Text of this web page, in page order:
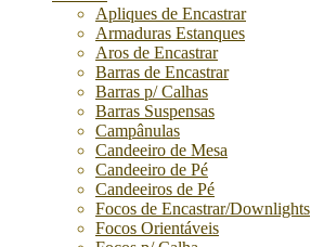
Apliques de Encastrar
Armaduras Estanques
Aros de Encastrar
Barras de Encastrar
Barras p/ Calhas
Barras Suspensas
Campânulas
Candeeiro de Mesa
Candeeiro de Pé
Candeeiros de Pé
Focos de Encastrar/Downlights
Focos Orientáveis